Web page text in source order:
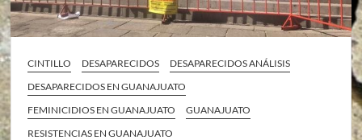
CINTILLO DESAPARECIDOS
DESAPARECIDOS ANÁLISIS
DESAPARECIDOS EN GUANAJUATO
FEMINICIDIOS EN GUANAJUATO
GUANAJUATO
RESISTENCIAS EN GUANAJUATO